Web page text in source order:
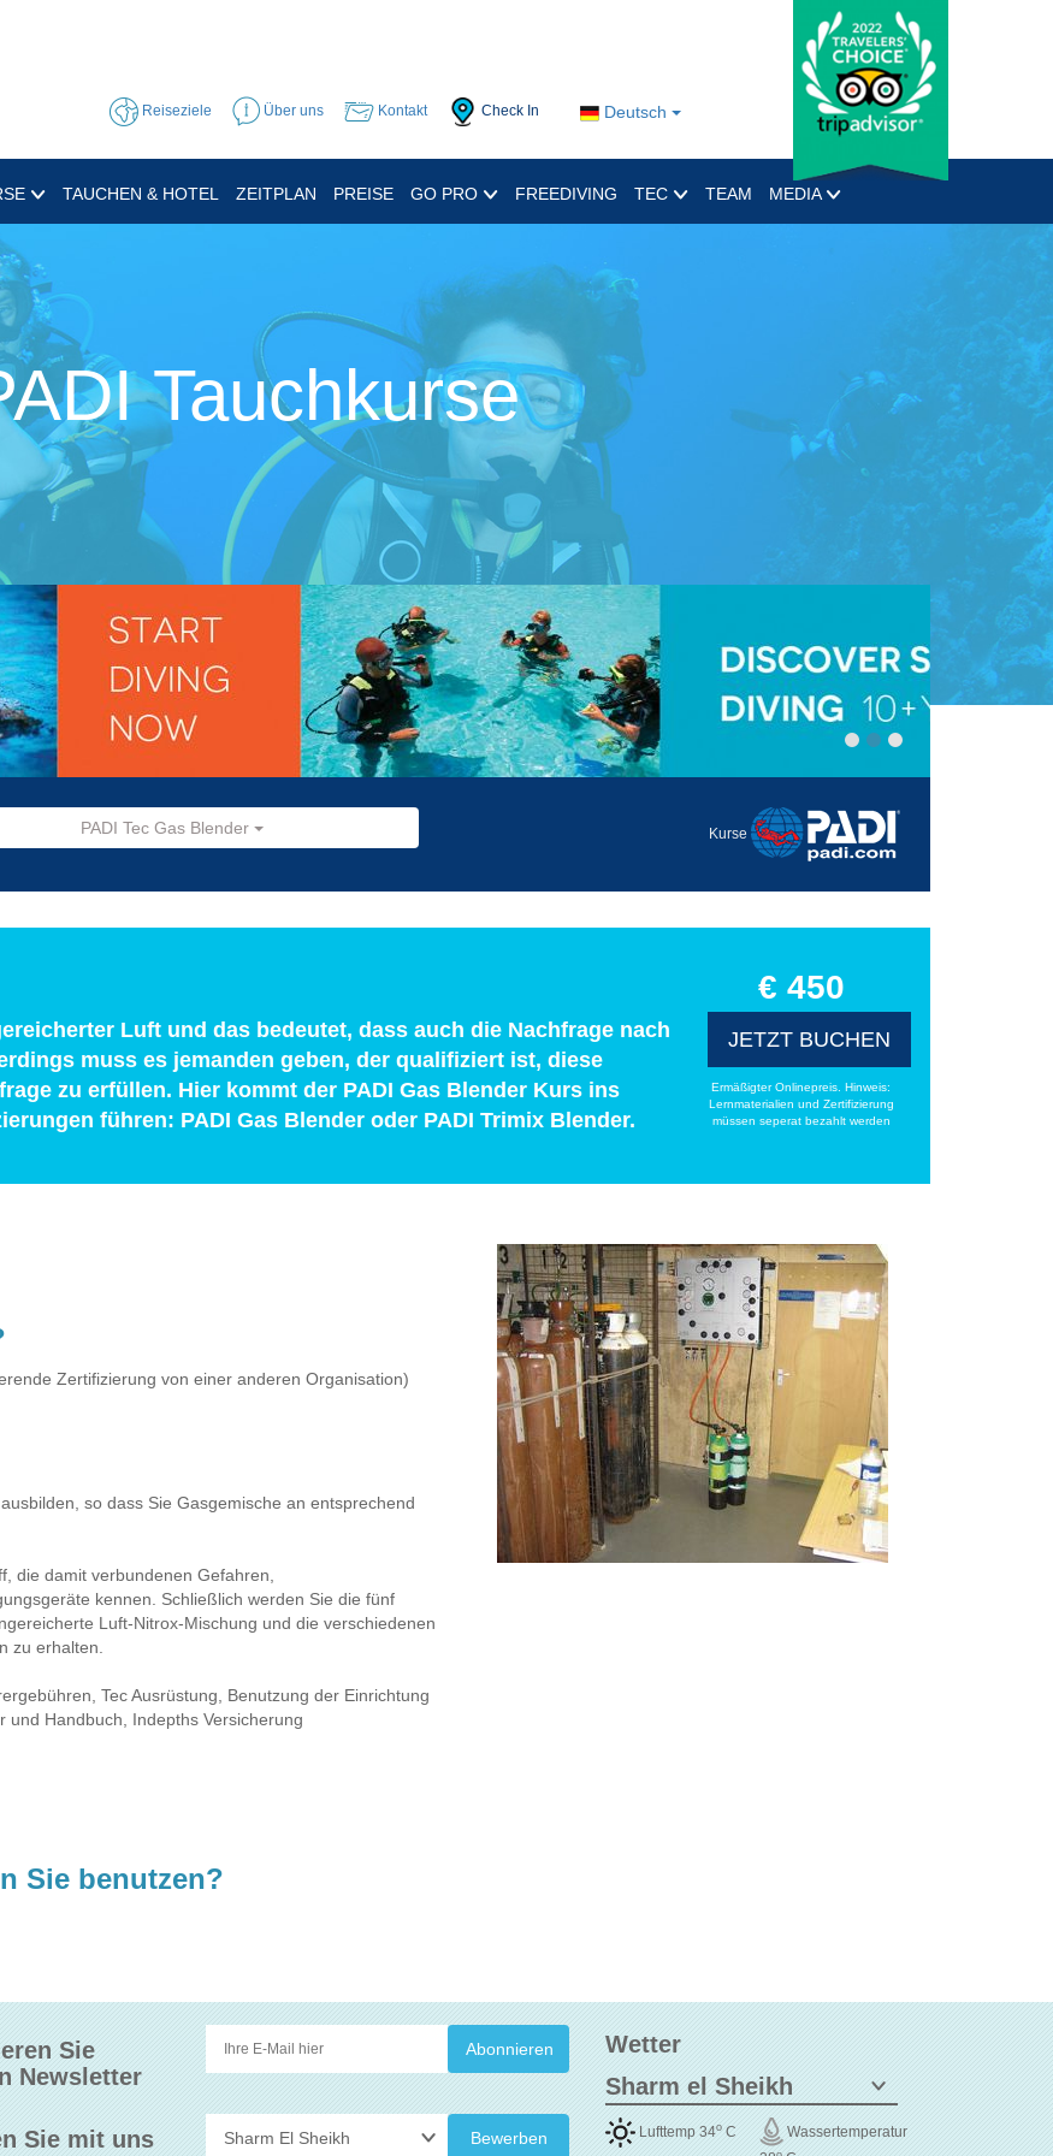
Deutsch
Reiseziele Über uns Kontakt Check In
TAUCHEN & HOTEL ZEITPLAN PREISE GO PRO FREEDIVING TEC TEAM MEDIA
Tauchkurse
PADI Tec Gas Blender Kurse
Luft und das bedeutet, dass auch die Nachfrage nach
muss es jemanden geben, der qualifiziert ist, diese
zu erfüllen. Hier kommt der PADI Gas Blender Kurs ins
führen: PADI Gas Blender oder PADI Trimix Blender.
€ 450
JETZT BUCHEN
Ermäßigter Onlinepreis. Hinweis:
Lernmaterialien und Zertifizierung
müssen seperat bezahlt werden
Zertifizierung von einer anderen Organisation)
so dass Sie Gasgemische an entsprechend
die damit verbundenen Gefahren,
kennen. Schließlich werden Sie die fünf
Luft-Nitrox-Mischung und die verschiedenen
zu erhalten.
Tec Ausrüstung, Benutzung der Einrichtung
und Handbuch, Indepths Versicherung
Sie benutzen?
Sie
Newsletter
Sie mit uns Bewerben
Wetter
Lufttemp 34o C
Wassertemperatur